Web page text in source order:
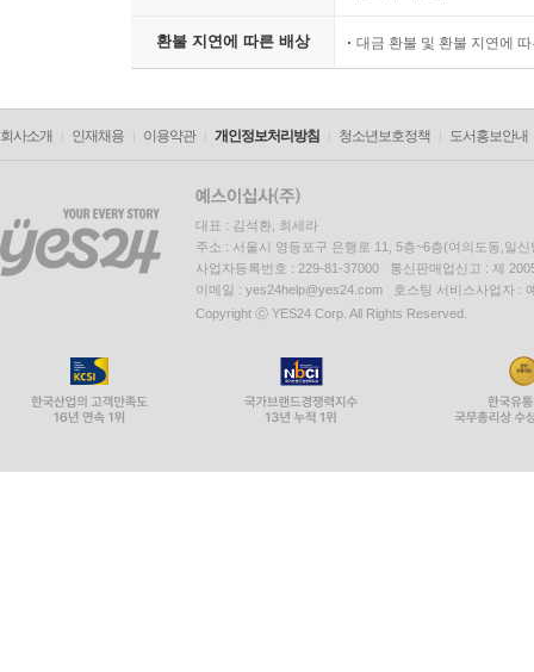
환불 지연에 따른 배상 대금 환불 및 환불 지연에
회사소개 인재채용 이용약관 개인정보처리방침 청소년보호정책 도서홍보안내
대표 : 김석환, 최세라
주소 : 서울시 영등포구 은행로 11, 5층~6층(여의도동,일신
사업자등록번호 : 229-81-37000 통신판매업신고 : 제
이메일 : yes24help@yes24.com 호스팅 서비스사업자 :
Copyright ⓒ YES24 Corp. All Rights Reserved.